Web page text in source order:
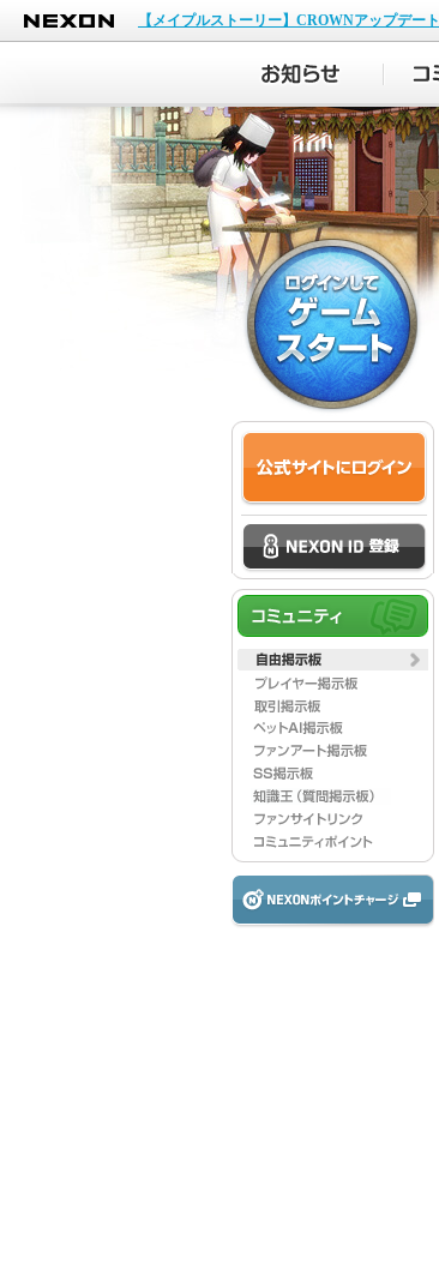
NEXON
【メイプルストーリー】CROWNアップデート